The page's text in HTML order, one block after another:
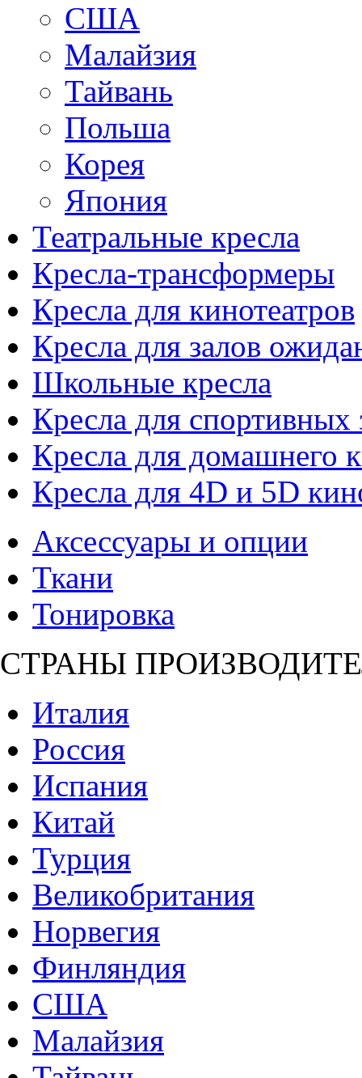
США
Малайзия
Тайвань
Польша
Корея
Япония
Театральные кресла
Кресла-трансформеры
Кресла для кинотеатров
Кресла для залов
Школьные кресла
Кресла для спортивных
Кресла для домашнего
Кресла для 4D и 5D
Аксессуары и опции
Ткани
Тонировка
СТРАНЫ
Италия
Россия
Испания
Китай
Турция
Великобритания
Норвегия
Финляндия
США
Малайзия